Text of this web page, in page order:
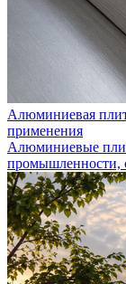
Алюминиевая
применения
Алюминиевые
промышленности,